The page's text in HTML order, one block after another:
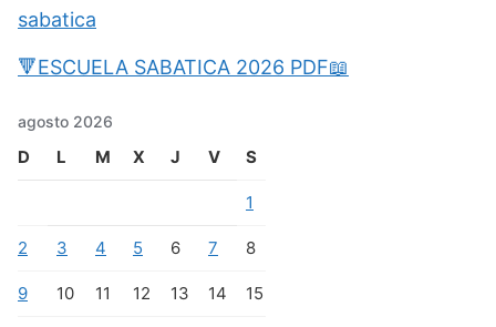
sabatica
🔻ESCUELA SABATICA 2026 PDF📖
agosto 2026
D L M X J V S
1
2 3 4 5 6 7 8
9 10 11 12 13 14 15